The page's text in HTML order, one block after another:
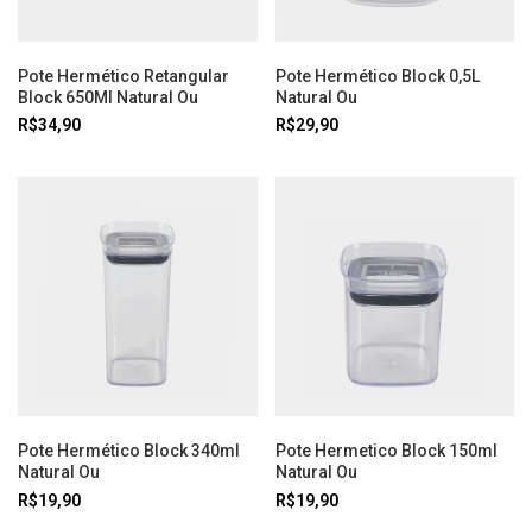
Pote Hermético Retangular
Block 650Ml Natural Ou
R$34,90
Pote Hermético Block 0,5L
Natural Ou
R$29,90
Pote Hermético Block 340ml
Natural Ou
R$19,90
Pote Hermetico Block 150ml
Natural Ou
R$19,90